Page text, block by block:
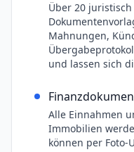
Über 20
Mahnungen,
und lassen sich
Alle Einnahmen
Immobilien
können per